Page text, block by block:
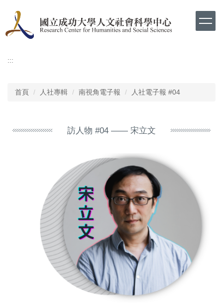
要
容
:::
首頁 人社專輯 南視角電子報 人社電子報 #04
訪人物 #04 —— 宋立文